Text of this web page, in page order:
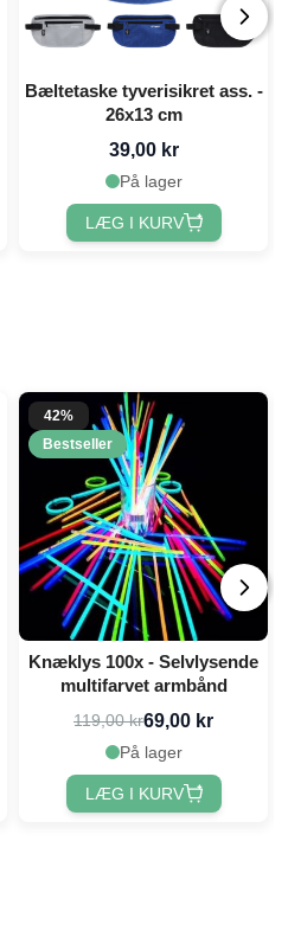
Bæltetaske tyverisikret ass. -
26x13 cm
39,00 kr
På lager
LÆG I KURV
42%
Bestseller
Knæklys 100x - Selvlysende
multifarvet armbånd
119,00 kr69,00 kr
På lager
LÆG I KURV